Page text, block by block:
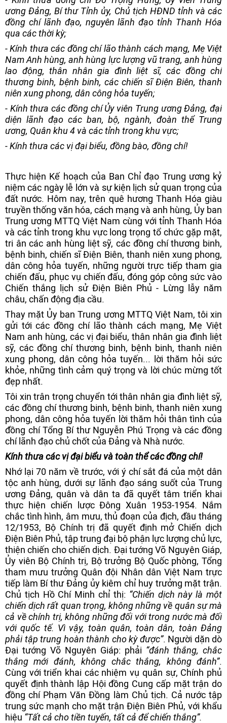
ương Đảng, Bí thư Tỉnh ủy, Chủ tịch HĐND tỉnh và các
đồng chí lãnh đạo, nguyên lãnh đạo tỉnh Thanh Hóa
qua các thời kỳ;
- Kính thưa các đồng chí lão thành cách mạng, Mẹ Việt
Nam Anh hùng, anh hùng lực lượng vũ trang, anh hùng
lao động, thân nhân gia đình liệt sĩ, các đồng chí
thương binh, bệnh binh, các chiến sĩ Điện Biên, thanh
niên xung phong, dân công hỏa tuyến;
- Kính thưa các đồng chí Ủy viên Trung ương Đảng, đại
diện lãnh đạo các ban, bộ, ngành, đoàn thể Trung
ương, Quân khu 4 và các tỉnh trong khu vực;
- Kính thưa các vị đại biểu, đồng bào, đồng chí!
Thực hiện Kế hoạch của Ban Chỉ đạo Trung ương kỷ
niệm các ngày lễ lớn và sự kiện lịch sử quan trọng của
đất nước. Hôm nay, trên quê hương Thanh Hóa giàu
truyền thống văn hóa, cách mạng và anh hùng, Ủy ban
Trung ương MTTQ Việt Nam cùng với tỉnh Thanh Hóa
và các tỉnh trong khu vực long trọng tổ chức gặp mặt,
tri ân các anh hùng liệt sỹ, các đồng chí thương binh,
bệnh binh, chiến sĩ Điện Biên, thanh niên xung phong,
dân công hỏa tuyến, những người trực tiếp tham gia
chiến đấu, phục vụ chiến đấu, đóng góp công sức vào
Chiến thắng lịch sử Điện Biên Phủ - Lừng lẫy năm
châu, chấn động địa cầu.
Thay mặt Ủy ban Trung ương MTTQ Việt Nam, tôi xin
gửi tới các đồng chí lão thành cách mạng, Mẹ Việt
Nam anh hùng, các vị đại biểu, thân nhân gia đình liệt
sỹ, các đồng chí thương binh, bệnh binh, thanh niên
xung phong, dân công hỏa tuyến... lời thăm hỏi sức
khỏe, những tình cảm quý trọng và lời chúc mừng tốt
đẹp nhất.
Tôi xin trân trọng chuyển tới thân nhân gia đình liệt sỹ,
các đồng chí thương binh, bệnh binh, thanh niên xung
phong, dân công hỏa tuyến lời thăm hỏi thân tình của
đồng chí Tổng Bí thư Nguyễn Phú Trọng và các đồng
chí lãnh đạo chủ chốt của Đảng và Nhà nước.
Kính thưa các vị đại biểu và toàn thể các đồng chí!
Nhớ lại 70 năm về trước, với ý chí sắt đá của một dân
tộc anh hùng, dưới sự lãnh đạo sáng suốt của Trung
ương Đảng, quân và dân ta đã quyết tâm triển khai
thực hiện chiến lược Đông Xuân 1953-1954. Nắm
chắc tình hình, âm mưu, thủ đoạn của địch, đầu tháng
12/1953, Bộ Chính trị đã quyết định mở Chiến dịch
Điện Biên Phủ, tập trung đại bộ phận lực lượng chủ lực,
thiện chiến cho chiến dịch. Đại tướng Võ Nguyên Giáp,
Ủy viên Bộ Chính trị, Bộ trưởng Bộ Quốc phòng, Tổng
tham mưu trưởng Quân đội Nhân dân Việt Nam trực
tiếp làm Bí thư Đảng ủy kiêm chỉ huy trưởng mặt trận.
Chủ tịch Hồ Chí Minh chỉ thị: “Chiến dịch này là một
chiến dịch rất quan trọng, không những về quân sự mà
cả về chính trị, không những đối với trong nước mà đối
với quốc tế. Vì vậy, toàn quân, toàn dân, toàn Đảng
phải tập trung hoàn thành cho kỳ được”. Người dặn dò
Đại tướng Võ Nguyên Giáp: phải “đánh thắng, chắc
thắng mới đánh, không chắc thắng, không đánh”.
Cùng với triển khai các nhiệm vụ quân sự, Chính phủ
quyết định thành lập Hội đồng Cung cấp mặt trận do
đồng chí Phạm Văn Đồng làm Chủ tịch. Cả nước tập
trung sức mạnh cho mặt trận Điện Biên Phủ, với khẩu
hiệu “Tất cả cho tiền tuyến, tất cả để chiến thắng”.